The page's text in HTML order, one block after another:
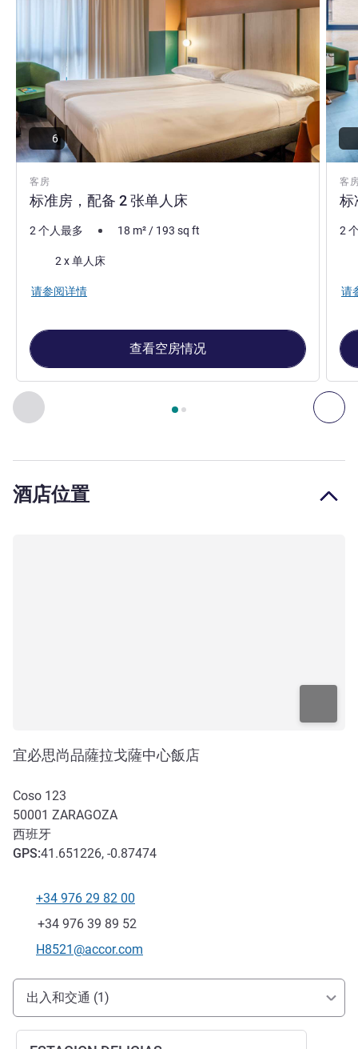
上一个 - 客房 下
第 页，共 , 客房 1 : 标准房，配备 2 张单人床 , 客房 2 :
客房
标准房，配备 2 张单人床
6
2 个人最多 18 m²/ 193 sq ft
床上用品2 x 单人床
请参阅详情
查看空房情况
客
标
2
请
酒店位置
宜必思尚品薩拉戈薩中心飯店
Coso 123
50001 ZARAGOZA
西班牙
GPS:41.651226, -0.87474
电话
+34 976 29 82 00
传真
+34 976 39 89 52
联系电子邮件
H8521@accor.com
抵达和交通
出入和交通 (1)